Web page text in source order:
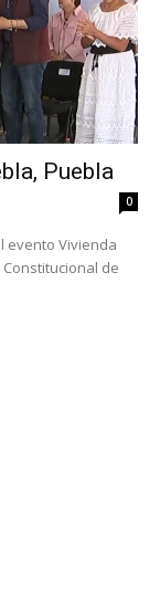
Puebla
0
evento Vivienda
de